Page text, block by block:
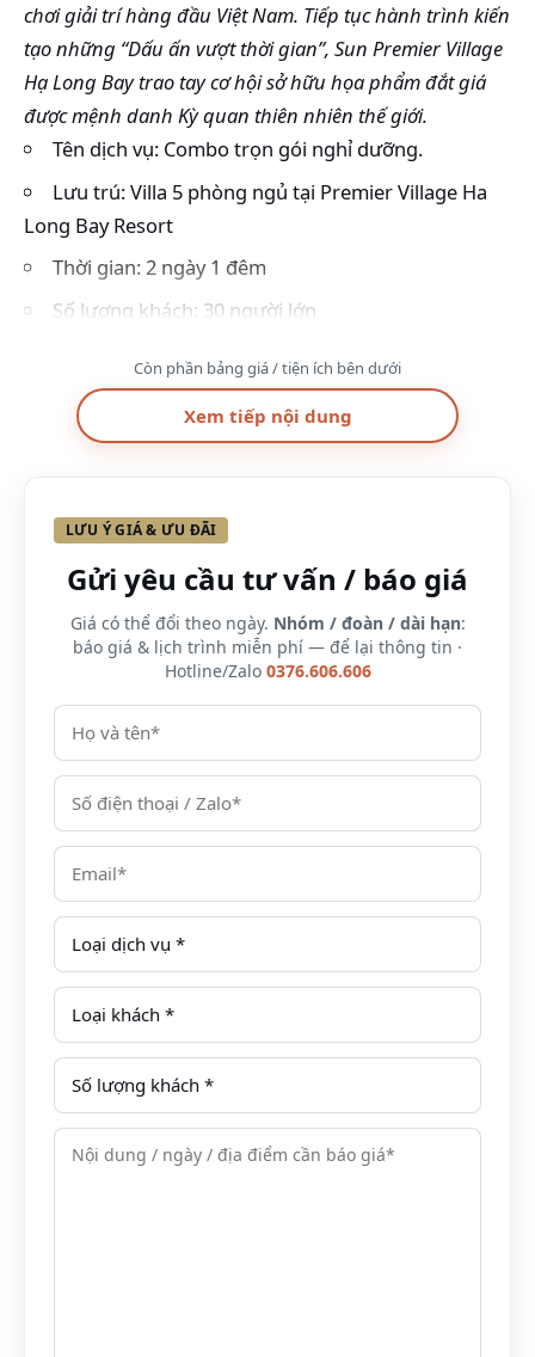
chơi giải trí hàng đầu Việt Nam. Tiếp tục hành trình kiến
tạo những “Dấu ấn vượt thời gian”, Sun Premier Village
Hạ Long Bay trao tay cơ hội sở hữu họa phẩm đắt giá
được mệnh danh Kỳ quan thiên nhiên thế giới.
Tên dịch vụ: Combo trọn gói nghỉ dưỡng.
Lưu trú: Villa 5 phòng ngủ tại Premier Village Ha
Long Bay Resort
Thời gian: 2 ngày 1 đêm
Số lượng khách: 30 người lớn
Combo tour khuyến mãi 2 ngày 1 đêm (2n1d) tại
Premier Village Hạ Long Bay resort bao gồm
1 Bữa ăn chính cho 30 khách
Ưu đãi bao gồm
Miễn phí sử dụng bể bơi ngoài trời.
Miễn phí sử dụng phòng gym
Miễn phí sử dụng Wifi
Miễn phí sử dụng trà và cà phê trong phòng
Miễn phí sử dụng khu vui chơi trẻ em
Welcome drink
LƯU Ý
PHỤ THU cuối tuần
PHỤ THU Ngày lễ và trẻ em theo quy định
Giá chua bao gồm các dịch vụ phát sinh
Giá chưa bao gồm thuế VAT.
Còn phần bảng giá / tiện ích bên dưới
Xem tiếp nội dung
LƯU Ý GIÁ & ƯU ĐÃI
Gửi yêu cầu tư vấn / báo giá
Giá có thể đổi theo ngày. Nhóm / đoàn / dài hạn:
báo giá & lịch trình miễn phí — để lại thông tin ·
Hotline/Zalo 0376.606.606